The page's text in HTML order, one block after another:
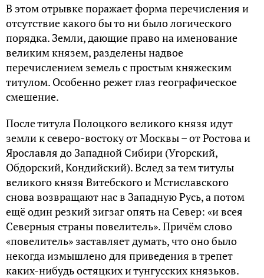
В этом отрывке поражает форма перечисления и
отсутствие какого бы то ни было логического
порядка. Земли, дающие право на именование
великим князем, разделены надвое
перечислением земель с простым княжеским
титулом. Особенно режет глаз географическое
смешение.
После титула Полоцкого великого князя идут
земли к северо-востоку от Москвы – от Ростова и
Ярославля до Западной Сибири (Угорский,
Обдорский, Кондийский). Вслед за тем титулы
великого князя Витебского и Мстиславского
снова возвращают нас в Западную Русь, а потом
ещё один резкий зигзаг опять на Север: «и всея
Северныя страны повелитель». Причём слово
«повелитель» заставляет думать, что оно было
некогда измышлено для приведения в трепет
каких-нибудь остяцких и тунгусских князьков.